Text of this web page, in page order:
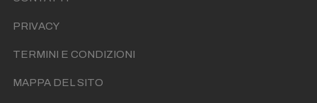
PRIVACY
TERMINI E CONDIZIONI
MAPPA DEL SITO